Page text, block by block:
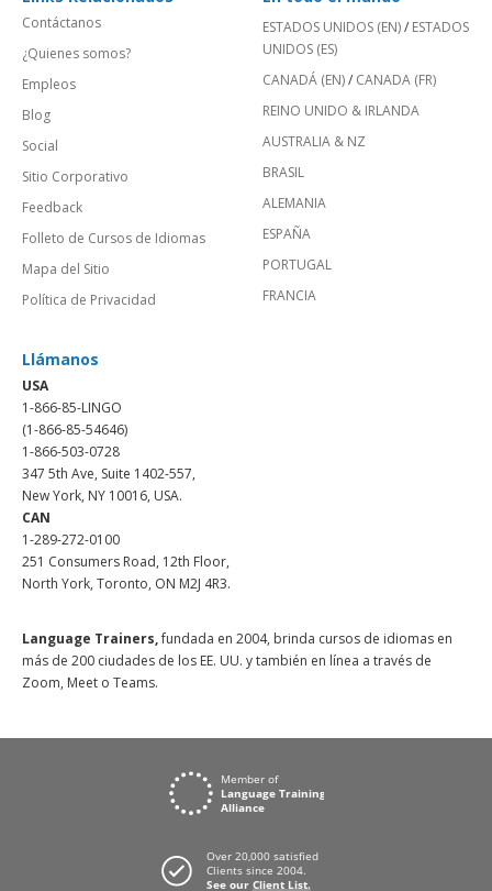
Contáctanos
¿Quienes somos?
Empleos
Blog
Social
Sitio Corporativo
Feedback
Folleto de Cursos de Idiomas
Mapa del Sitio
Política de Privacidad
ESTADOS UNIDOS (EN)/ ESTADOS
UNIDOS (ES)
CANADÁ (EN)/ CANADA (FR)
REINO UNIDO & IRLANDA
AUSTRALIA & NZ
BRASIL
ALEMANIA
ESPAÑA
PORTUGAL
FRANCIA
Llámanos
USA
1-866-85-LINGO
(1-866-85-54646)
1-866-503-0728
347 5th Ave, Suite 1402-557,
New York, NY 10016, USA.
CAN
1-289-272-0100
251 Consumers Road, 12th Floor,
North York, Toronto, ON M2J 4R3.
Language Trainers,fundada en 2004, brinda cursos de idiomas en
más de 200 ciudades de los EE. UU. y también en línea a través de
Zoom, Meet o Teams.